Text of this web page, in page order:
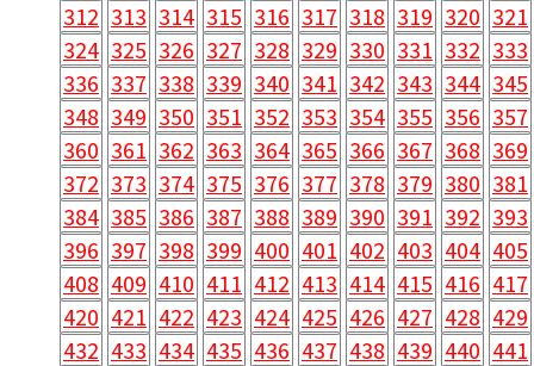
312 313 314 315 316 317 318 319 320 321
324 325 326 327 328 329 330 331 332 333
336 337 338 339 340 341 342 343 344 345
348 349 350 351 352 353 354 355 356 357
360 361 362 363 364 365 366 367 368 369
372 373 374 375 376 377 378 379 380 381
384 385 386 387 388 389 390 391 392 393
396 397 398 399 400 401 402 403 404 405
408 409 410 411 412 413 414 415 416 417
420 421 422 423 424 425 426 427 428 429
432 433 434 435 436 437 438 439 440 441